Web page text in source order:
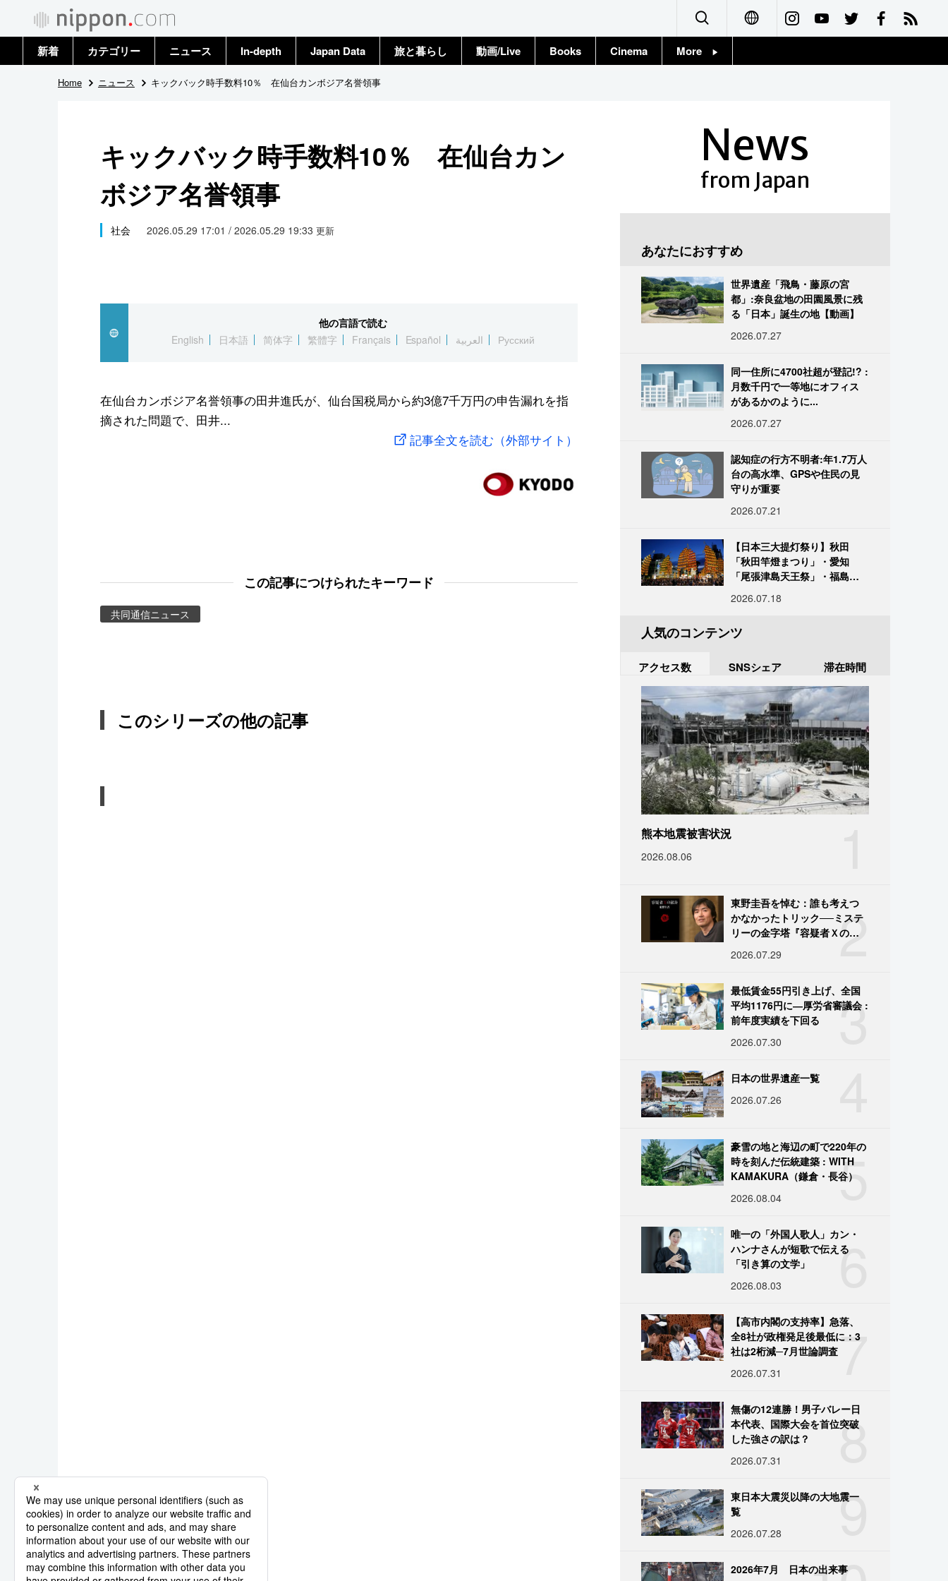
Français
新着 カテゴリー
政治・外交
国際
社会
文化
スポーツ・東京2020
ニュース
トップ
In-depth Japan Data 旅と暮らし 動画/Live Books Cinema More
Home ニュース キックバック時手数料10％ 在仙台カンボジア名誉領事
キックバック時手数料10％ 在仙台カン
ボジア名誉領事
社会 2026.05.29 17:01 / 2026.05.29 19:33 更新
他の言語で読む
English
日本語 简体字 繁體字 Français Español العربية Русский
在仙台カンボジア名誉領事の田井進氏が、仙台国税局から約3億7千万円の申告漏れを指
摘された問題で、田井...
記事全文を読む（外部サイト）
この記事につけられたキーワード
共同通信ニュース
このシリーズの他の記事
News
from Japan
あなたにおすすめ
世界遺産「飛鳥・藤原の宮
都」:奈良盆地の田園風景に残
る「日本」誕生の地【動画】
2026.07.27
同一住所に4700社超が登記!? :
月数千円で一等地にオフィス
があるかのように...
2026.07.27
認知症の行方不明者:年1.7万人
台の高水準、GPSや住民の見
守りが重要
2026.07.21
【日本三大提灯祭り】秋田
「秋田竿燈まつり」・愛知
「尾張津島天王祭」・福島
だしい灯火が夜空を照らす光
2026.07.18
人気のコンテンツ
アクセス数 SNSシェア 滞在時間
熊本地震被害状況
2026.08.06
2
東野圭吾を悼む：誰も考えつ
かなかったトリック──ミステ
リーの金字塔『容疑者Ｘの献
2026.07.29
3
最低賃金55円引き上げ、全国
平均1176円に―厚労省審議会 :
前年度実績を下回る
2026.07.30
日本の世界遺産一覧
2026.07.26
5
豪雪の地と海辺の町で220年の
時を刻んだ伝統建築 : WITH
KAMAKURA（鎌倉・長谷）
2026.08.04
6
唯一の「外国人歌人」カン・
ハンナさんが短歌で伝える
「引き算の文学」
2026.08.03
7
【高市内閣の支持率】急落、
全8社が政権発足後最低に：3
社は2桁減─7月世論調査
2026.07.31
8
無傷の12連勝！男子バレー日
本代表、国際大会を首位突破
した強さの訳は？
2026.07.31
9
東日本大震災以降の大地震一
覧
2026.07.28
2026年7月 日本の出来事